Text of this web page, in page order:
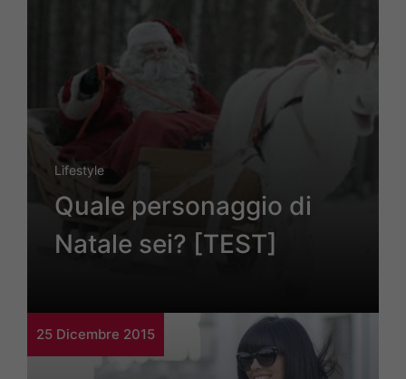
Lifestyle
Quale personaggio di
Natale sei? [TEST]
25 Dicembre 2015